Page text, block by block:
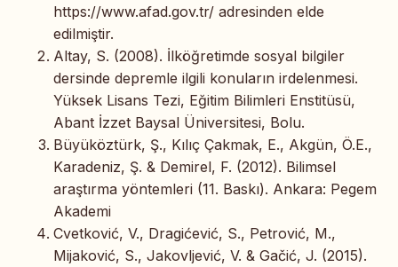
https://www.afad.gov.tr/ adresinden elde
edilmiştir.
Altay, S. (2008). İlköğretimde sosyal bilgiler
dersinde depremle ilgili konuların irdelenmesi.
Yüksek Lisans Tezi, Eğitim Bilimleri Enstitüsü,
Abant İzzet Baysal Üniversitesi, Bolu.
Büyüköztürk, Ş., Kılıç Çakmak, E., Akgün, Ö.E.,
Karadeniz, Ş. & Demirel, F. (2012). Bilimsel
araştırma yöntemleri (11. Baskı). Ankara: Pegem
Akademi
Cvetković, V., Dragićević, S., Petrović, M.,
Mijaković, S., Jakovljević, V. & Gačić, J. (2015).